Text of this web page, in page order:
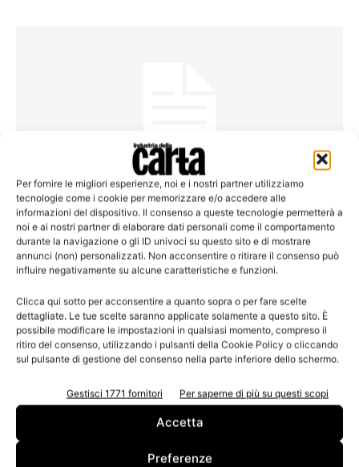
Per fornire le migliori esperienze, noi e i nostri partner utilizziamo
tecnologie come i cookie per memorizzare e/o accedere alle
informazioni del dispositivo. Il consenso a queste tecnologie permetterà a
noi e ai nostri partner di elaborare dati personali come il comportamento
durante la navigazione o gli ID univoci su questo sito e di mostrare
annunci (non) personalizzati. Non acconsentire o ritirare il consenso può
influire negativamente su alcune caratteristiche e funzioni.
Clicca qui sotto per acconsentire a quanto sopra o per fare scelte
dettagliate. Le tue scelte saranno applicate solamente a questo sito. È
possibile modificare le impostazioni in qualsiasi momento, compreso il
ritiro del consenso, utilizzando i pulsanti della Cookie Policy o cliccando
sul pulsante di gestione del consenso nella parte inferiore dello schermo.
Gestisci 1771 fornitori Per saperne di più su questi scopi
Accetta
Preferenze
Fiere&Eventi
Il 2014 di SPS Italia è ricco di buoni auspici
Adesioni in crescita, rinnovate collaborazioni e nuovi propositi.
Leggi la rivista